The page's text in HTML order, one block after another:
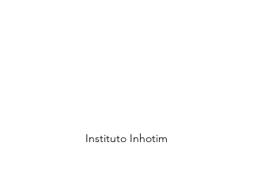
Instituto Inhotim